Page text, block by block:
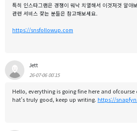
특히 인스타그램은 경쟁이 워낙 치열해서 이것저것 알아
관련 서비스 찾는 분들은 참고해보세요.
https://snsfollowup.com
Jett
26-07-06 00:15
Hello, everything is going fine here and
hat's truly good, keep up writing. https://